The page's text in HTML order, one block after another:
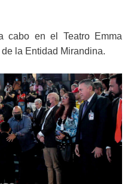
cabo en el Teatro Emma
la Entidad Mirandina.